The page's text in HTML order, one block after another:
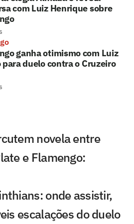
com Luiz Henrique sobre
ganha otimismo com Luiz
duelo contra o Cruzeiro
novela entre
e Flamengo:
onde assistir,
escalações do duelo